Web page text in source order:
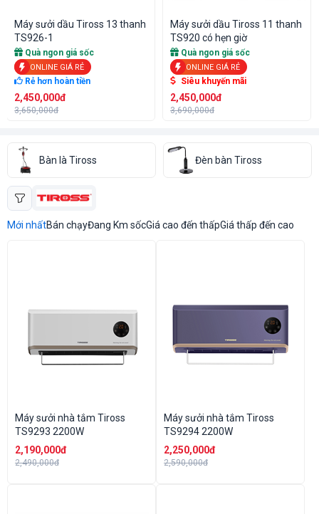
Máy sưởi dầu Tiross 13 thanh
TS926-1
Quà ngon giá sốc
ONLINE GIÁ RẺ
Rẻ hơn hoàn tiền
2,450,000đ
3,650,000đ
Máy sưởi dầu Tiross 11 thanh
TS920 có hẹn giờ
Quà ngon giá sốc
ONLINE GIÁ RẺ
Siêu khuyến mãi
2,450,000đ
3,690,000đ
Bàn là Tiross Đèn bàn Tiross
Mới nhấtBán chạyĐang Km sốcGiá cao đến thấpGiá thấp đến cao
Máy sưởi nhà tắm Tiross
TS9293 2200W
2,190,000đ
2,490,000đ
Máy sưởi nhà tắm Tiross
TS9294 2200W
2,250,000đ
2,590,000đ